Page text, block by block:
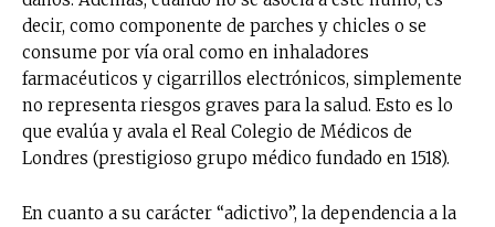
decir, como componente de parches y chicles o se
consume por vía oral como en inhaladores
farmacéuticos y cigarrillos electrónicos, simplemente
no representa riesgos graves para la salud. Esto es lo
que evalúa y avala el Real Colegio de Médicos de
Londres (prestigioso grupo médico fundado en 1518).
En cuanto a su carácter “adictivo”, la dependencia a la